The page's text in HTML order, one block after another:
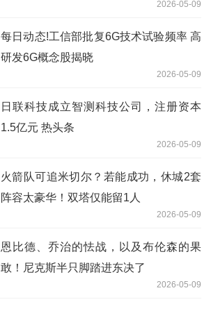
2026-05-09
每日动态!工信部批复6G技术试验频率 高
研发6G概念股揭晓
2026-05-09
日联科技成立智测科技公司，注册资本
1.5亿元 热头条
2026-05-09
火箭队可追米切尔？若能成功，休城2套
阵容太豪华！双塔仅能留1人
2026-05-09
恩比德、乔治的怯战，以及布伦森的果
敢！尼克斯半只脚踏进东决了
2026-05-09